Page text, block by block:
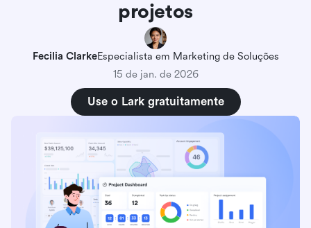
projetos
Fecilia ClarkeEspecialista em Marketing de Soluções
15 de jan. de 2026
Use o Lark gratuitamente